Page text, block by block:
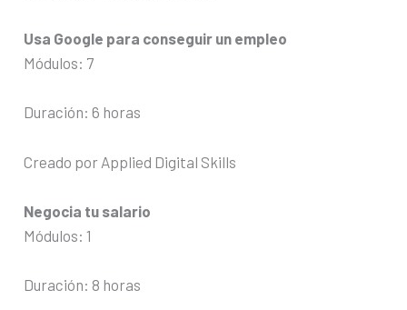
Usa Google para conseguir un empleo
Módulos: 7
Duración: 6 horas
Creado por Applied Digital Skills
Negocia tu salario
Módulos: 1
Duración: 8 horas